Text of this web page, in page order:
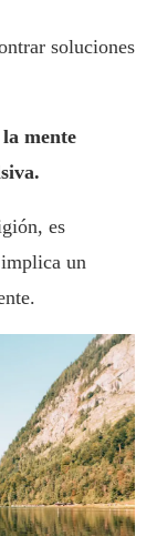
soluciones
mente
es
un